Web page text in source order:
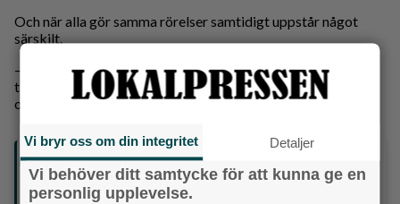
Och när alla gör samma rörelser samtidigt uppstår något
särskilt.
– Det är glädje. Man härmar, hänger på och gör det
tillsammans. Det är nog det som är hemligheten, säger hon
och skrattar.
Fakta
Under 2026 kommer Lets dance for fun att ha flera
prova-på-tillfällen i linedance för den som är nyfiken och
Vi bryr oss om din integritet Detaljer
Vi behöver ditt samtycke för att kunna ge en
personlig upplevelse.